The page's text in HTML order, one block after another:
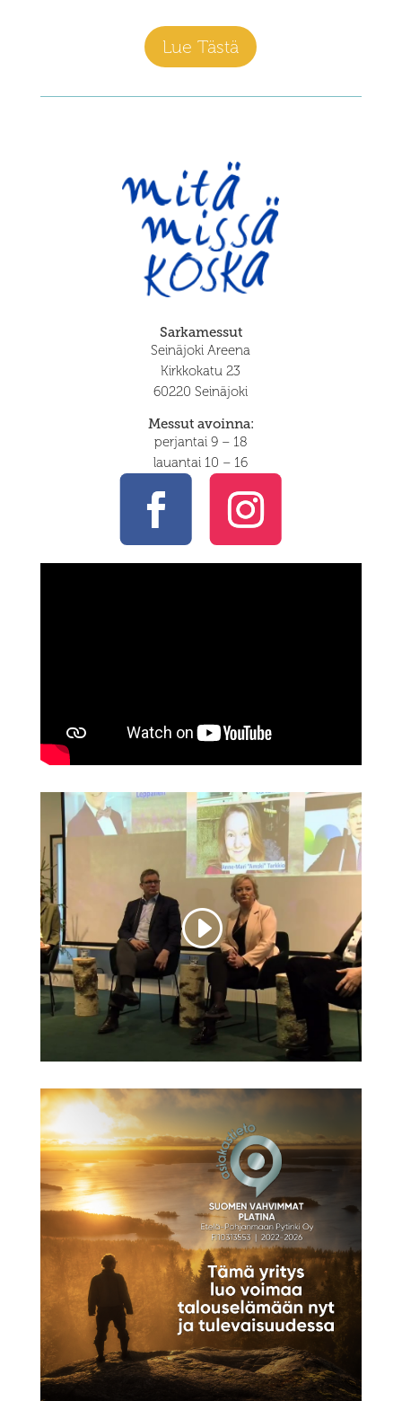
Lue Tästä
Sarkamessut
Seinäjoki Areena
Kirkkokatu 23
60220 Seinäjoki
Messut avoinna:
perjantai 9 – 18
lauantai 10 – 16